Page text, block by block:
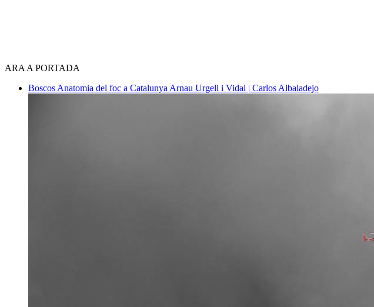
ARA A PORTADA
Boscos Anatomia del foc a Catalunya Arnau Urgell i Vidal | Carlos Albaladejo